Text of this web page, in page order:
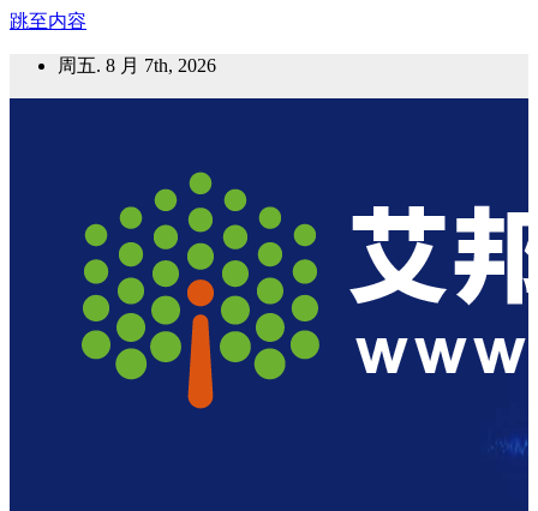
跳至内容
周五. 8 月 7th, 2026